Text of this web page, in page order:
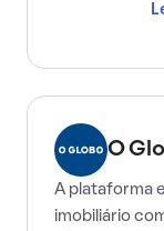
O
A plataforma
imobiliário